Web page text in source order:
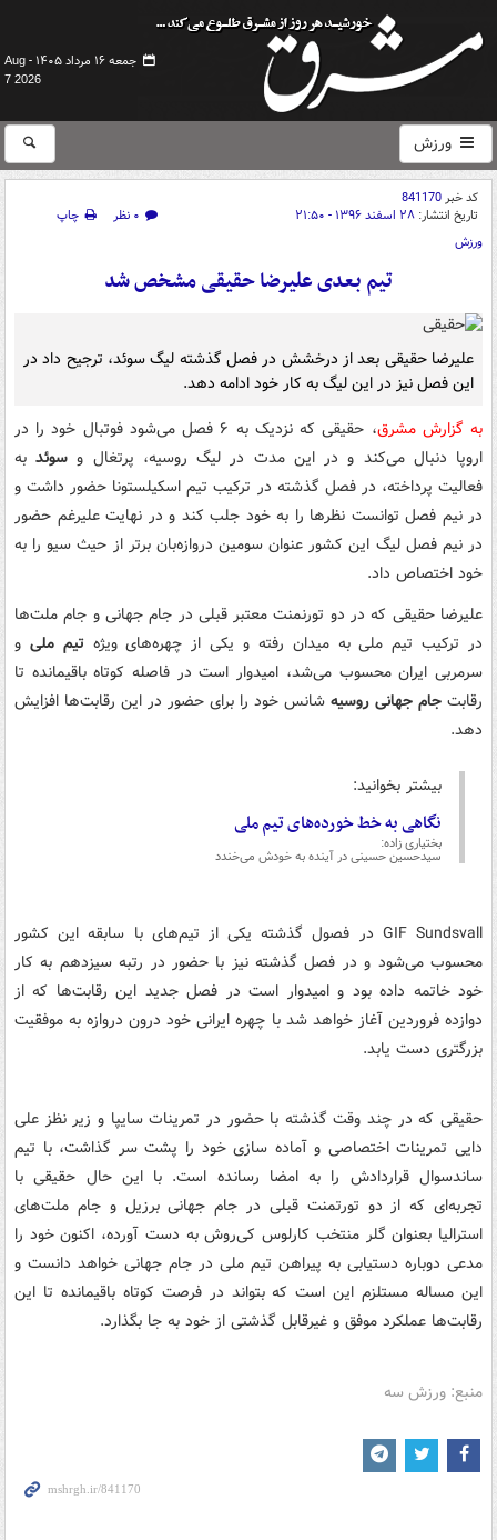
جمعه ۱۶ مرداد ۱۴۰۵ -
Aug
7 2026
ورزش
کد خبر841170
تاریخ انتشار: ۲۸ اسفند ۱۳۹۶ - ۲۱:۵۰ ۰ نظر
چاپ
ورزش
تیم بعدی علیرضا حقیقی مشخص شد
علیرضا حقیقی بعد از درخشش در فصل گذشته لیگ سوئد، ترجیح داد در
این فصل نیز در این لیگ به کار خود ادامه دهد.
به گزارش مشرق
، حقیقی که نزدیک به ۶ فصل می‌شود فوتبال خود را در
اروپا دنبال می‌کند و در این مدت در لیگ روسیه، پرتغال و سوئد به
فعالیت پرداخته، در فصل گذشته در ترکیب تیم اسکیلستونا حضور داشت و
در نیم فصل توانست نظرها را به خود جلب کند و در نهایت علیرغم حضور
در نیم فصل لیگ این کشور عنوان سومین دروازه‌بان برتر از حیث سیو را به
خود اختصاص داد.
علیرضا حقیقی که در دو تورنمنت معتبر قبلی در جام جهانی و جام ملت‌ها
در ترکیب تیم ملی به میدان رفته و یکی از چهره‌های ویژه تیم ملی و
سرمربی ایران محسوب می‌شد، امیدوار است در فاصله کوتاه باقیمانده تا
رقابت جام جهانی روسیه شانس خود را برای حضور در این رقابت‌ها افزایش
دهد.
بیشتر بخوانید:
نگاهی به خط خورده‌های تیم ملی
بختیاری زاده:
سیدحسین حسینی در آینده به خودش می‌خندد
‏GIF Sundsvall در فصول گذشته یکی از تیم‌های با سابقه این کشور
محسوب می‌شود و در فصل گذشته نیز با حضور در رتبه سیزدهم به کار
خود خاتمه داده بود و امیدوار است در فصل جدید این رقابت‌ها که از
دوازده فروردین آغاز خواهد شد با چهره ایرانی خود درون دروازه به موفقیت
بزرگتری دست یابد.
حقیقی که در چند وقت گذشته با حضور در تمرینات سایپا و زیر نظز علی
دایی تمرینات اختصاصی و آماده سازی خود را پشت سر گذاشت، با تیم
ساندسوال قراردادش را به امضا رسانده است. با این حال حقیقی با
تجربه‌ای که از دو تورتمنت قبلی در جام جهانی برزیل و جام ملت‌های
استرالیا بعنوان گلر منتخب کارلوس کی‌روش به دست آورده، اکنون خود را
مدعی دوباره دستیابی به پیراهن تیم ملی در جام جهانی خواهد دانست و
این مساله مستلزم این است که بتواند در فرصت کوتاه باقیمانده تا این
رقابت‌ها عملکرد موفق و غیرقابل گذشتی از خود به جا بگذارد.
منبع: ورزش سه